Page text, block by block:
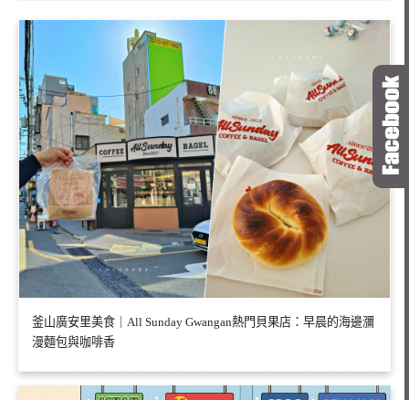
釜山廣安里美食｜All Sunday Gwangan熱門貝果店：早晨的海邊瀰
漫麵包與咖啡香